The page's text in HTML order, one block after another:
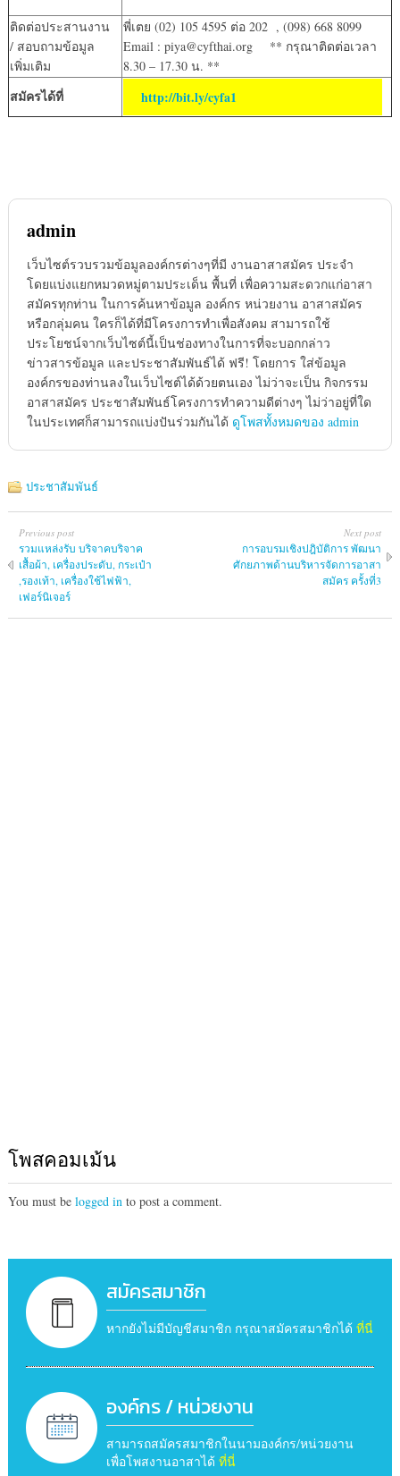
ติดต่อประสานงาน
/ สอบถามข้อมูล
เพิ่มเติม
พี่เตย (02) 105 4595 ต่อ 202 , (098) 668 8099
Email : piya@cyfthai.org ** กรุณาติดต่อเวลา
8.30 – 17.30 น. **
สมัครได้ที่ http://bit.ly/cyfa1
admin
เว็บไซต์รวบรวมข้อมูลองค์กรต่างๆที่มี งานอาสาสมัคร ประจำ
โดยแบ่งแยกหมวดหมู่ตามประเด็น พื้นที่ เพื่อความสะดวกแก่อาสา
สมัครทุกท่าน ในการค้นหาข้อมูล องค์กร หน่วยงาน อาสาสมัคร
หรือกลุ่มคน ใครก็ได้ที่มีโครงการทำเพื่อสังคม สามารถใช้
ประโยชน์จากเว็บไซต์นี้เป็นช่องทางในการที่จะบอกกล่าว
ข่าวสารข้อมูล และประชาสัมพันธ์ได้ ฟรี! โดยการ ใส่ข้อมูล
องค์กรของท่านลงในเว็บไซต์ได้ด้วยตนเอง ไม่ว่าจะเป็น กิจกรรม
อาสาสมัคร ประชาสัมพันธ์โครงการทำความดีต่างๆ ไม่ว่าอยู่ที่ใด
ในประเทศก็สามารถแบ่งปันร่วมกันได้ ดูโพสทั้งหมดของ admin
ประชาสัมพันธ์
Previous post
รวมแหล่งรับ บริจาคบริจาค
เสื้อผ้า, เครื่องประดับ, กระเป๋า
,รองเท้า, เครื่องใช้ไฟฟ้า,
เฟอร์นิเจอร์
Next post
การอบรมเชิงปฎิบัติการ พัฒนา
ศักยภาพด้านบริหารจัดการอาสา
สมัคร ครั้งที่3
โพสคอมเม้น
You must be logged into post a comment.
สมัครสมาชิก
หากยังไม่มีบัญชีสมาชิก กรุณาสมัครสมาชิกได้ ที่นี่
องค์กร / หน่วยงาน
สามารถสมัครสมาชิกในนามองค์กร/หน่วยงาน
เพื่อโพสงานอาสาได้ ที่นี่